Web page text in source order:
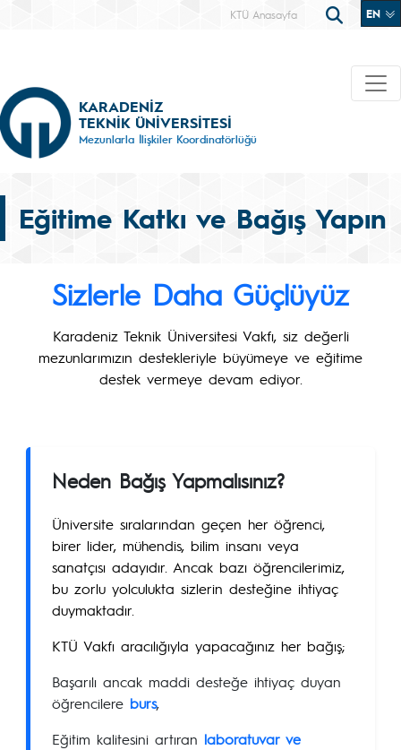
KTÜ Anasayfa EN
KARADENİZ
TEKNİK ÜNİVERSİTESİ
Mezunlarla İlişkiler Koordinatörlüğü
Eğitime Katkı ve Bağış Yapın
Sizlerle Daha Güçlüyüz
Karadeniz Teknik Üniversitesi Vakfı, siz değerli
mezunlarımızın destekleriyle büyümeye ve eğitime
destek vermeye devam ediyor.
Neden Bağış Yapmalısınız?
Üniversite sıralarından geçen her öğrenci,
birer lider, mühendis, bilim insanı veya
sanatçısı adayıdır. Ancak bazı öğrencilerimiz,
bu zorlu yolculukta sizlerin desteğine ihtiyaç
duymaktadır.
KTÜ Vakfı aracılığıyla yapacağınız her bağış;
Başarılı ancak maddi desteğe ihtiyaç duyan
öğrencilere burs,
Eğitim kalitesini artıran laboratuvar ve